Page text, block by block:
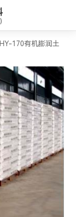
HY-170有机膨润土